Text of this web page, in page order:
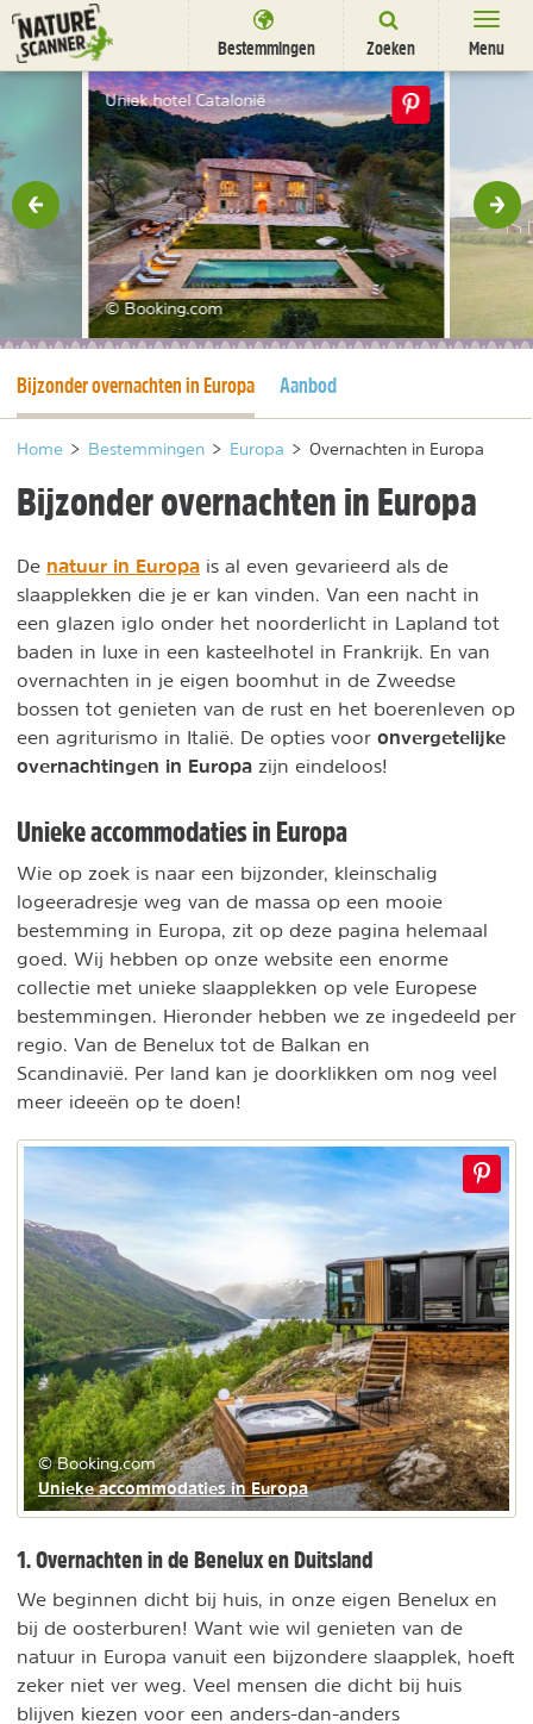
Ga
naar
content
Bestemmingen Zoeken Menu
Bestemmingen
Overnachten
Activiteiten
Natuurparken
Nieuwsbrief Uitgelicht
Uniek hotel Catalonië
© Booking.com
Huidige pagina
Bijzonder overnachten in Europa Aanbod
Home > Bestemmingen > Europa > Overnachten in Europa
Bijzonder overnachten in Europa
De natuur in Europa is al even gevarieerd als de
slaapplekken die je er kan vinden. Van een nacht in
een glazen iglo onder het noorderlicht in Lapland tot
baden in luxe in een kasteelhotel in Frankrijk. En van
overnachten in je eigen boomhut in de Zweedse
bossen tot genieten van de rust en het boerenleven op
een agriturismo in Italië. De opties voor onvergetelijke
overnachtingen in Europa zijn eindeloos!
Unieke accommodaties in Europa
Wie op zoek is naar een bijzonder, kleinschalig
logeeradresje weg van de massa op een mooie
bestemming in Europa, zit op deze pagina helemaal
goed. Wij hebben op onze website een enorme
collectie met unieke slaapplekken op vele Europese
bestemmingen. Hieronder hebben we ze ingedeeld per
regio. Van de Benelux tot de Balkan en
Scandinavië. Per land kan je doorklikken om nog veel
meer ideeën op te doen!
© Booking.com
Unieke accommodaties in Europa
1. Overnachten in de Benelux en Duitsland
We beginnen dicht bij huis, in onze eigen Benelux en
bij de oosterburen! Want wie wil genieten van de
natuur in Europa vanuit een bijzondere slaapplek, hoeft
zeker niet ver weg. Veel mensen die dicht bij huis
blijven kiezen voor een anders-dan-anders